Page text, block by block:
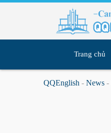
Trang chủ
QQEnglish - News -